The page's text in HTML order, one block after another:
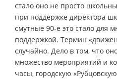
стало оно не просто
при поддержке директора
смутные 90-е это стало для
поддержкой. Термин
случайно. Дело в том, что
множество мероприятий и
часы, городскую